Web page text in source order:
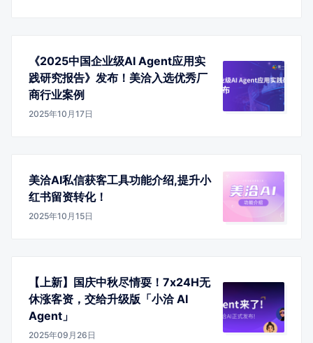
《2025中国企业级AI Agent应用实
践研究报告》发布！美洽入选优秀厂
商行业案例
2025年10月17日
美洽AI私信获客工具功能介绍,提升小
红书留资转化！
2025年10月15日
【上新】国庆中秋尽情耍！7x24H无
休涨客资，交给升级版「小洽 AI
Agent」
2025年09月26日